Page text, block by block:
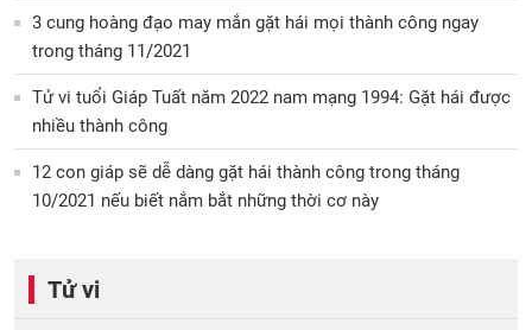
3 cung hoàng đạo may mắn gặt hái mọi thành công ngay
trong tháng 11/2021
Tử vi tuổi Giáp Tuất năm 2022 nam mạng 1994: Gặt hái được
nhiều thành công
12 con giáp sẽ dễ dàng gặt hái thành công trong tháng
10/2021 nếu biết nắm bắt những thời cơ này
Tử vi